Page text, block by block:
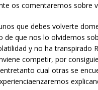
os comentaremos sobre
que debes volverte
de que nos lo olvidemos
y no ha transpirado
competir, por
cual otras se